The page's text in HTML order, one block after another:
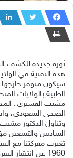
هذه التقنية في
سيكون متوفر خارجها
الطبية بالولايات
مشبب العسيري،
الصحي السعودي،
وتناول الدكتور
1960 عن